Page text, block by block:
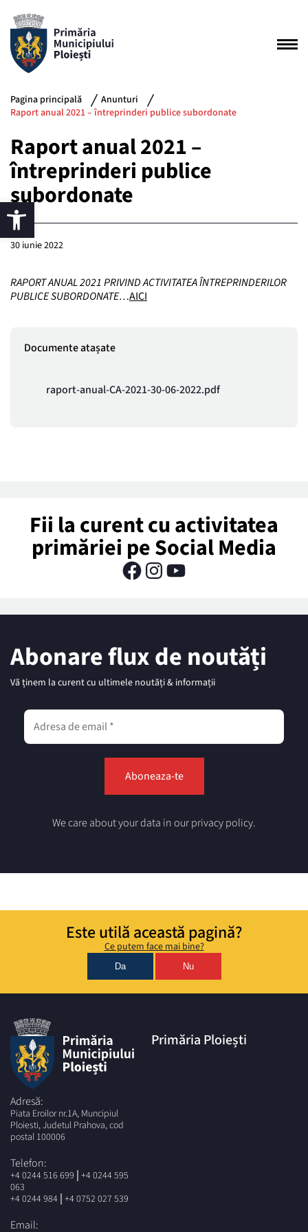
Pagina principală
Anunturi
Raport anual 2021 – întreprinderi publice subordonate
Raport anual 2021 –
întreprinderi publice
subordonate
30 iunie 2022
RAPORT ANUAL 2021 PRIVIND ACTIVITATEA ÎNTREPRINDERILOR
PUBLICE SUBORDONATE…AICI
Documente atașate
raport-anual-CA-2021-30-06-2022.pdf
Fii la curent cu activitatea
primăriei pe Social Media
Abonare flux de noutăți
Vă ținem la curent cu ultimele noutăți & informații
We care about your data in our privacy policy.
Este utilă această pagină?
Ce putem face mai bine?
Da Nu
Adresă:
Piata Eroilor nr.1A, Muncipiul
Ploiesti, Judetul Prahova, cod
postal 100006
Telefon:
+4 0244 516 699 | +4 0244 595
063
+4 0244 984 | +4 0752 027 539
Email:
Primăria Ploiești